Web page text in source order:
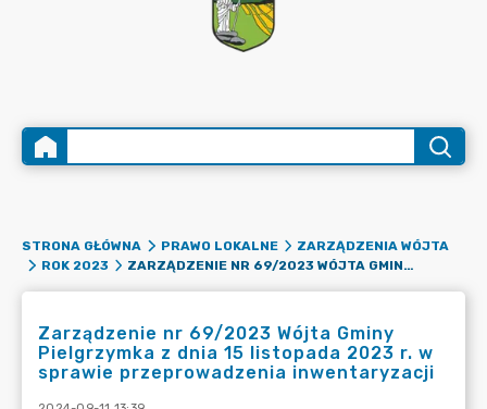
STRONA GŁÓWNA PRAWO LOKALNE
ZARZĄDZENIA WÓJTA
ROK 2023
ZARZĄDZENIE NR 69/2023 WÓJTA GMINY PIELGRZYMKA Z DNIA 15 LISTOPADA 2023 R. W SPRAWIE PRZEPROWADZENIA INWENTARYZACJI
Zarządzenie nr 69/2023 Wójta Gminy
Pielgrzymka z dnia 15 listopada 2023 r. w
sprawie przeprowadzenia inwentaryzacji